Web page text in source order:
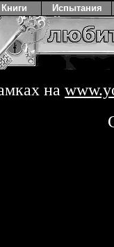
на
Книги Испытания